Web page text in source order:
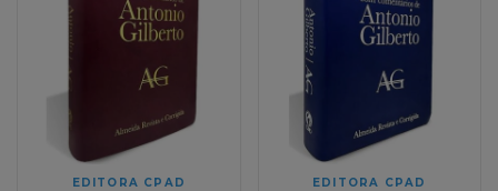
EDITORA CPAD EDITORA CPAD